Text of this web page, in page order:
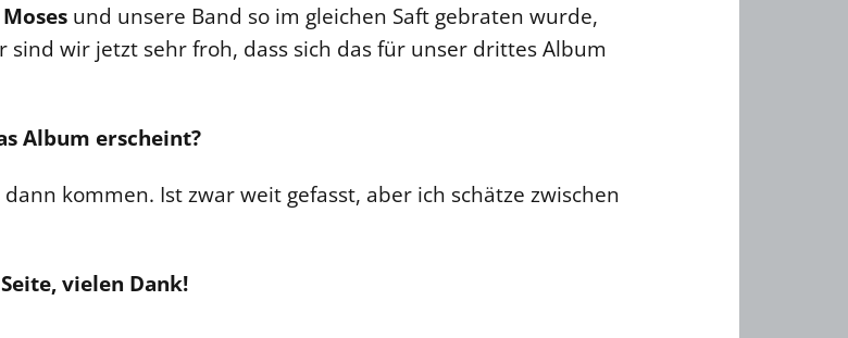
Moses und unsere Band so im gleichen Saft gebraten wurde,
sind wir jetzt sehr froh, dass sich das für unser drittes Album
Album erscheint?
kommen. Ist zwar weit gefasst, aber ich schätze zwischen
vielen Dank!